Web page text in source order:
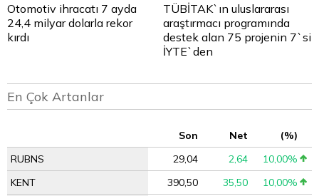
Otomotiv ihracatı 7 ayda
24,4 milyar dolarla rekor
kırdı
TÜBİTAK`ın uluslararası
araştırmacı programında
destek alan 75 projenin 7`si
İYTE`den
En Çok Artanlar
Son Net
(%)
RUBNS
29,04 2,64
10,00%
KENT
390,50 35,50
10,00%